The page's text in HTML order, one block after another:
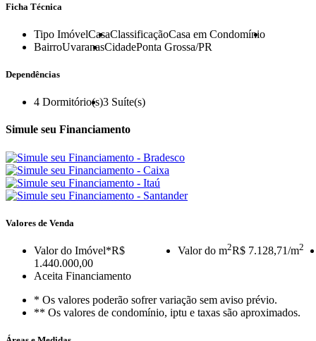
Ficha Técnica
Tipo ImóvelCasaClassificaçãoCasa em Condomínio
BairroUvaranasCidadePonta Grossa/PR
Dependências
4 Dormitório(s)3 Suíte(s)
Simule seu Financiamento
Valores de Venda
Valor do Imóvel*R$
1.440.000,00
Valor do m2R$ 7.128,71/m2
Aceita Financiamento
* Os valores poderão sofrer variação sem aviso prévio.
** Os valores de condomínio, iptu e taxas são aproximados.